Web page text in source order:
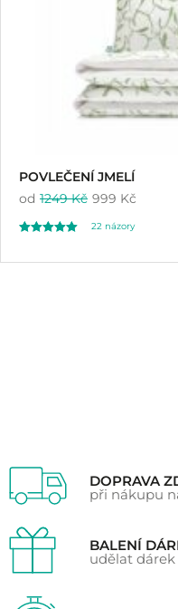
POVLEČENÍ JMELÍ
od
999 Kč
1249 Kč
22 názory
DOPRAVA
při nákupu
BALENÍ
udělat